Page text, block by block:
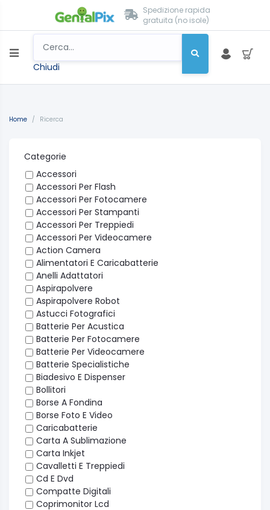
Spedizione rapida
gratuita (no isole)
Chiudi
Home / Ricerca
Categorie
Accessori
Accessori Per Flash
Accessori Per Fotocamere
Accessori Per Stampanti
Accessori Per Treppiedi
Accessori Per Videocamere
Action Camera
Alimentatori E Caricabatterie
Anelli Adattatori
Aspirapolvere
Aspirapolvere Robot
Astucci Fotografici
Batterie Per Acustica
Batterie Per Fotocamere
Batterie Per Videocamere
Batterie Specialistiche
Biadesivo E Dispenser
Bollitori
Borse A Fondina
Borse Foto E Video
Caricabatterie
Carta A Sublimazione
Carta Inkjet
Cavalletti E Treppiedi
Cd E Dvd
Compatte Digitali
Coprimonitor Lcd